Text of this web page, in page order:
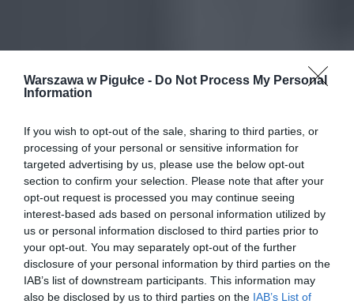
Warszawa w Pigułce - Do Not Process My Personal
Information
If you wish to opt-out of the sale, sharing to third parties, or
processing of your personal or sensitive information for
targeted advertising by us, please use the below opt-out
section to confirm your selection. Please note that after your
opt-out request is processed you may continue seeing
interest-based ads based on personal information utilized by
us or personal information disclosed to third parties prior to
your opt-out. You may separately opt-out of the further
disclosure of your personal information by third parties on the
IAB’s list of downstream participants. This information may
also be disclosed by us to third parties on the IAB’s List of